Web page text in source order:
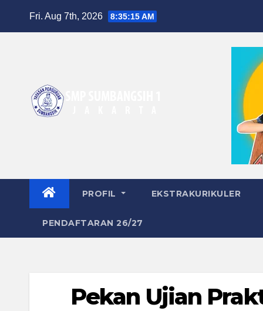
Fri. Aug 7th, 2026 8:35:15 AM
PROFIL EKSTRAKURIKULER
PENDAFTARAN 26/27
Pekan Ujian